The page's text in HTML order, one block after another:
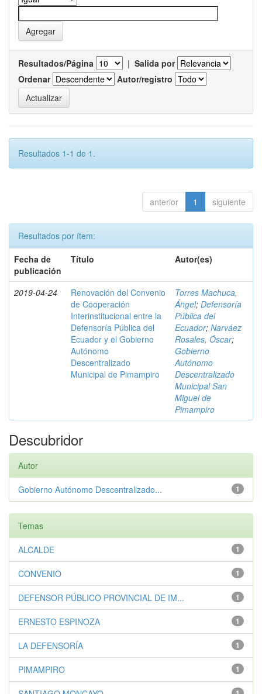
Resultados/Página | Salida por
Ordenar
Autor/registro
Resultados 1-1 de 1.
anterior 1 siguiente
Resultados por ítem:
Fecha de
publicación
Título Autor(es)
2019-04-24
Renovación del Convenio
de Cooperación
Interinstitucional entre la
Defensoría Pública del
Ecuador y el Gobierno
Autónomo
Descentralizado
Municipal de Pimampiro
Torres Machuca,
Ángel; Defensoría
Pública del
Ecuador; Narváez
Rosales, Óscar;
Gobierno
Autónomo
Descentralizado
Municipal San
Miguel de
Pimampiro
Descubridor
Autor
1
Gobierno Autónomo Descentralizado...
Temas
1
ALCALDE
1
CONVENIO
1
DEFENSOR PÚBLICO PROVINCIAL DE IM...
1
ERNESTO ESPINOZA
1
LA DEFENSORÍA
1
PIMAMPIRO